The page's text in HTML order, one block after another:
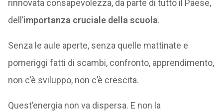
rinnovata consapevolezza, da parte di tutto il Paese,
dell’importanza cruciale della scuola.
Senza le aule aperte, senza quelle mattinate e
pomeriggi fatti di scambi, confronto, apprendimento,
non c’è sviluppo, non c’è crescita.
Quest’energia non va dispersa. E non la